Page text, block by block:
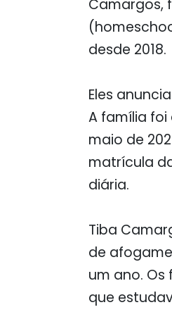
Camargos,
desde 2018.
Eles
A família foi
maio de
matrícula
diária.
Tiba
de
um ano.
que